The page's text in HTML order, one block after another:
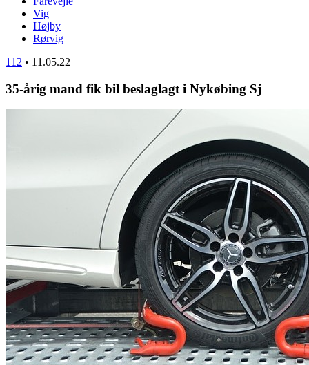
Vig
Højby
Rørvig
112 • 11.05.22
35-årig mand fik bil beslaglagt i Nykøbing Sj